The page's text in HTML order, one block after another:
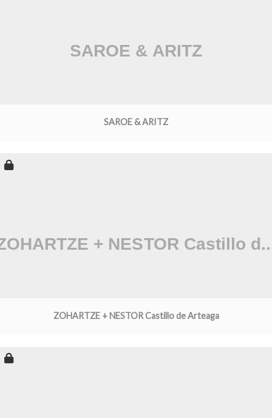
SAROE & ARITZ
ZOHARTZE + NESTOR Castillo de Arteaga